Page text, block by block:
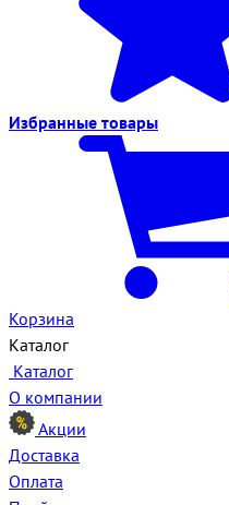
Избранные товары
Корзина
Каталог
Каталог
О компании
Акции
Доставка
Оплата